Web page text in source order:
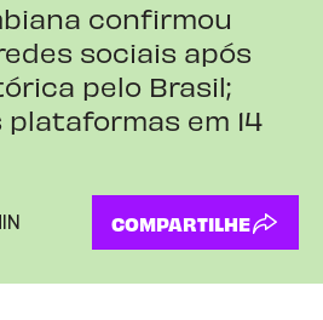
confirmou
sociais após
pelo Brasil;
em 14
COMPARTILHE